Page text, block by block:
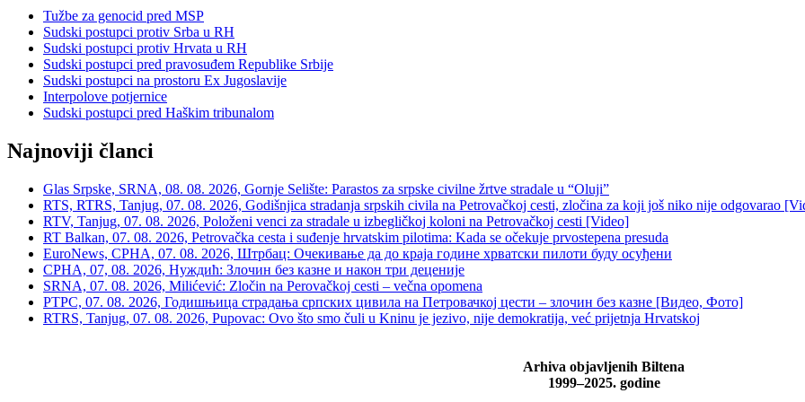
Tužbe za genocid pred MSP
Sudski postupci protiv Srba u RH
Sudski postupci protiv Hrvata u RH
Sudski postupci pred pravosuđem Republike Srbije
Sudski postupci na prostoru Ex Jugoslavije
Interpolove potjernice
Sudski postupci pred Haškim tribunalom
Najnoviji članci
Glas Srpske, SRNA, 08. 08. 2026, Gornje Selište: Parastos za srpske civilne žrtve stradale u “Oluji”
RTS, RTRS, Tanjug, 07. 08. 2026, Godišnjica stradanja srpskih civila na Petrovačkoj cesti, zločina za koji još niko nije odgovarao
RTV, Tanjug, 07. 08. 2026, Položeni venci za stradale u izbegličkoj koloni na Petrovačkoj cesti [Video]
RT Balkan, 07. 08. 2026, Petrovačka cesta i suđenje hrvatskim pilotima: Kada se očekuje prvostepena presuda
EuroNews, СРНА, 07. 08. 2026, Штрбац: Очекивање да до краја године хрватски пилоти буду осуђени
СРНА, 07, 08. 2026, Нуждић: Злочин без казне и након три деценије
SRNA, 07. 08. 2026, Milićević: Zločin na Perovačkoj cesti – večna opomena
РТРС, 07. 08. 2026, Годишњица страдања српских цивила на Петровачкој цести – злочин без казне [Видео, Фото]
RTRS, Tanjug, 07. 08. 2026, Pupovac: Ovo što smo čuli u Kninu je jezivo, nije demokratija, već prijetnja Hrvatskoj
Arhiva objavljenih Biltena
1999–2025. godine